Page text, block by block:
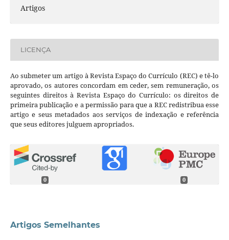
Artigos
LICENÇA
Ao submeter um artigo à Revista Espaço do Currículo (REC) e tê-lo
aprovado, os autores concordam em ceder, sem remuneração, os
seguintes direitos à Revista Espaço do Currículo: os direitos de
primeira publicação e a permissão para que a REC redistribua esse
artigo e seus metadados aos serviços de indexação e referência
que seus editores julguem apropriados.
0 0
Artigos Semelhantes